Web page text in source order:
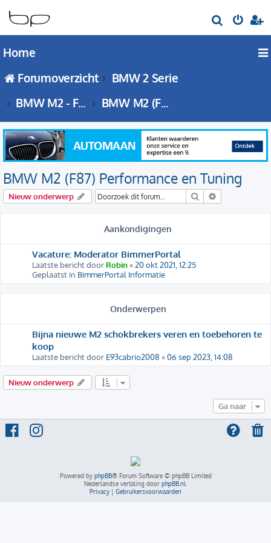
o
Home
Forumoverzicht
BMW 2 Serie
BMW M2 - F87 forum
BMW M2 (F87) Performance en Tuning
BMW M2 (F87) Performance en Tuning
Nieuw onderwerp Zoek
Aankondigingen
Vacature: Moderator BimmerPortal
Laatste bericht door Robin«20 okt 2021, 12:25
Geplaatst in BimmerPortal Informatie
Onderwerpen
Bijna nieuwe M2 schokbrekers veren en toebehoren te
koop
Laatste bericht door E93cabrio2008 «06 sep 2023, 14:08
Nieuw onderwerp
Ga naar
Powered by phpBB® Forum Software © phpBB Limited
Nederlandse vertaling door phpBB.nl
Privacy
Gebruikersvoorwaarden